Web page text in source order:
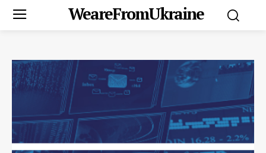
WeareFromUkraine